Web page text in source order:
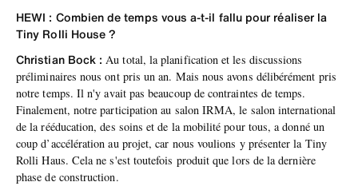
HEWI : Combien de temps vous a-t-il fallu pour réaliser la
Tiny Rolli House ?
Christian Bock :Au total, la planification et les discussions
préliminaires nous ont pris un an. Mais nous avons délibérément pris
notre temps. Il n'y avait pas beaucoup de contraintes de temps.
Finalement, notre participation au salon IRMA, le salon international
de la rééducation, des soins et de la mobilité pour tous, a donné un
coup d’accélération au projet, car nous voulions y présenter la Tiny
Rolli Haus. Cela ne s'est toutefois produit que lors de la dernière
phase de construction.